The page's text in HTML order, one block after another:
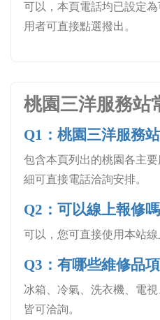
可以，本頁電話均已設定
用者可直接點選撥出。
桃園三洋服務站
Q1：桃園三洋服務
包含本頁列出的桃園各主
細可直接電話洽詢安排。
Q2：可以線上報修
可以，您可直接使用本站線
Q3：有哪些維修品
冰箱、冷氣、洗衣機、電
皆可洽詢。